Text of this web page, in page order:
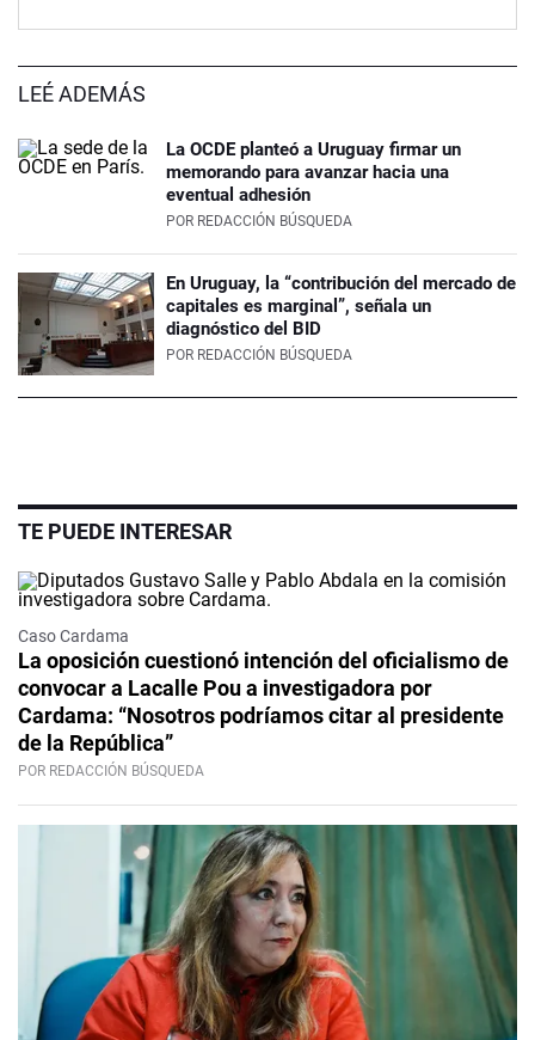
LEÉ ADEMÁS
La OCDE planteó a Uruguay firmar un
memorando para avanzar hacia una
eventual adhesión
POR REDACCIÓN BÚSQUEDA
En Uruguay, la “contribución del mercado de
capitales es marginal”, señala un
diagnóstico del BID
POR REDACCIÓN BÚSQUEDA
TE PUEDE INTERESAR
Caso Cardama
La oposición cuestionó intención del oficialismo de
convocar a Lacalle Pou a investigadora por
Cardama: “Nosotros podríamos citar al presidente
de la República”
POR REDACCIÓN BÚSQUEDA